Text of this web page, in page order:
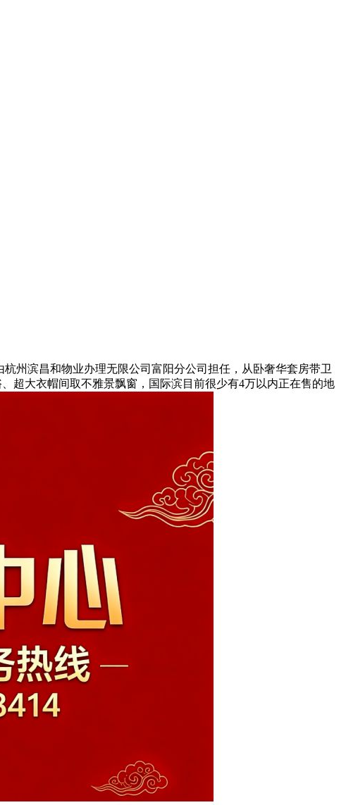
杭州滨昌和物业办理无限公司富阳分公司担任，从卧奢华套房带卫
超大衣帽间取不雅景飘窗，国际滨目前很少有4万以内正在售的地